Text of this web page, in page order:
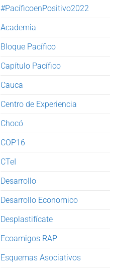
#PacíficoenPositivo2022
Academia
Bloque Pacífico
Capítulo Pacífico
Cauca
Centro de Experiencia
Chocó
COP16
CTeI
Desarrollo
Desarrollo Economico
Desplastifícate
Ecoamigos RAP
Esquemas Asociativos